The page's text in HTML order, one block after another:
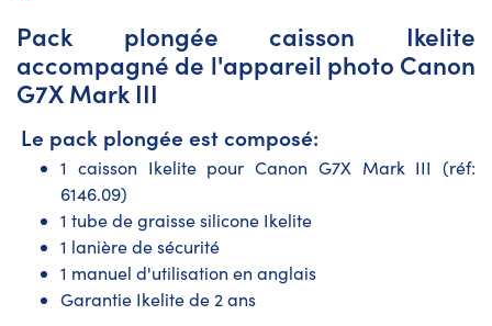
Pack plongée caisson Ikelite
accompagné de l'appareil photo Canon
G7X Mark III
Le pack plongée est composé:
1 caisson Ikelite pour Canon G7X Mark III (réf:
6146.09)
1 tube de graisse silicone Ikelite
1 lanière de sécurité
1 manuel d'utilisation en anglais
Garantie Ikelite de 2 ans